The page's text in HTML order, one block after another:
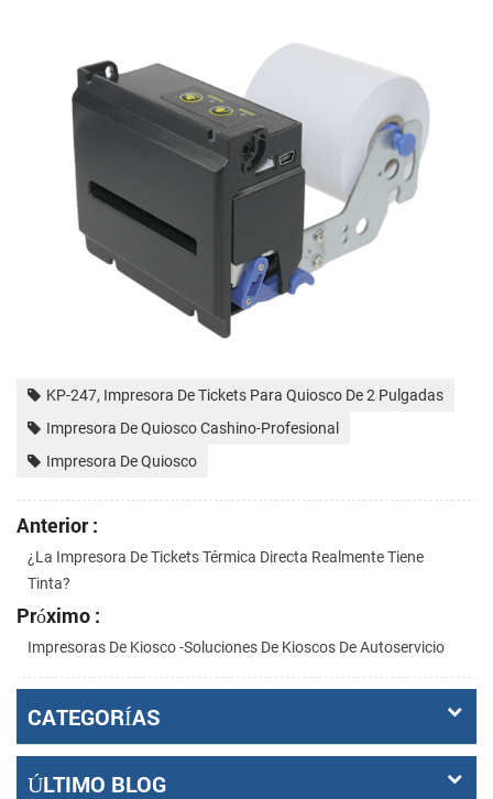
KP-247, Impresora De Tickets Para Quiosco De 2 Pulgadas
Impresora De Quiosco Cashino-Profesional
Impresora De Quiosco
Anterior :
¿La Impresora De Tickets Térmica Directa Realmente Tiene
Tinta?
Próximo :
Impresoras De Kiosco -Soluciones De Kioscos De Autoservicio
CATEGORÍAS
ÚLTIMO BLOG